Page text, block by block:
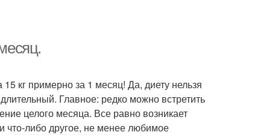
кг примерно за 1 месяц! Да, диету нельзя
Главное: редко можно встретить
целого месяца. Все равно возникает
что-либо другое, не менее любимое